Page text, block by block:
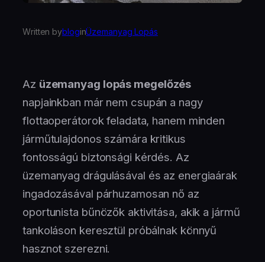
Written bybloginÜzemanyag Lopás
Az üzemanyag lopás megelőzés
napjainkban már nem csupán a nagy
flottaoperátorok feladata, hanem minden
járműtulajdonos számára kritikus
fontosságú biztonsági kérdés. Az
üzemanyag drágulásával és az energiaárak
ingadozásával párhuzamosan nő az
oportunista bűnözők aktivitása, akik a jármű
tankoláson keresztül próbálnak könnyű
hasznot szerezni.